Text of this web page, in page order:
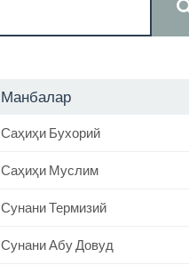
Манбалар
Саҳиҳи Бухорий
Саҳиҳи Муслим
Сунани Термизий
Сунани Абу Довуд